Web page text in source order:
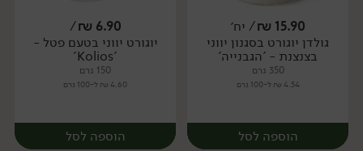
יח׳ יח׳
15.90
₪/ יח׳
גולדן יוגורט בסגנון יווני
בצנצנת - 'הגבנייה'
350 גרם
4.54 ₪ ל-100 גרם
הוספה לסל
6.90
₪
/
יוגורט יווני בטעם פטל -
'Kolios'
150 גרם
4.60 ₪ ל-100 גרם
הוספה לסל